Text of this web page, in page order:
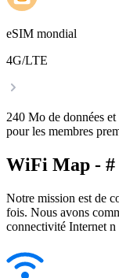
eSIM mondial
4G/LTE
240 Mo de données
pour les membres
WiFi Map - #
Notre mission est de
fois. Nous avons
connectivité Internet n